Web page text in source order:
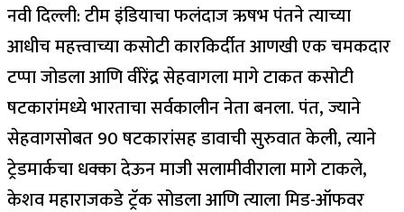
नवी दिल्ली: टीम इंडियाचा फलंदाज ऋषभ पंतने त्याच्या
आधीच महत्त्वाच्या कसोटी कारकिर्दीत आणखी एक चमकदार
टप्पा जोडला आणि वीरेंद्र सेहवागला मागे टाकत कसोटी
षटकारांमध्ये भारताचा सर्वकालीन नेता बनला.पंत, ज्याने
सेहवागसोबत 90 षटकारांसह डावाची सुरुवात केली, त्याने
ट्रेडमार्कचा धक्का देऊन माजी सलामीवीराला मागे टाकले,
केशव महाराजकडे ट्रॅक सोडला आणि त्याला मिड-ऑफवर